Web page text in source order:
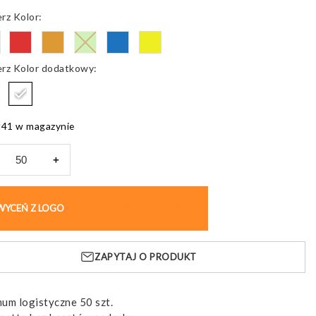
Kolor
Kolor dodatkowy
w magazynie
+
Z LOGO
ZAPYTAJ O PRODUKT
logistyczne 50 szt.